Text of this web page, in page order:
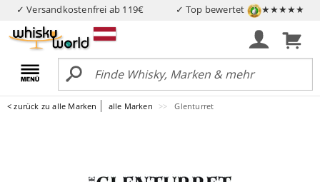
✓ Versandkostenfrei ab 119€ ✓ Top bewertet ★★★★★
< zurück zu alle Marken alle Marken Glenturret